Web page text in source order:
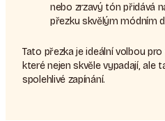
nebo zrzavý tón přidává
přezku skvělým módním
Tato přezka je ideální volbou
které nejen skvěle vypadají, ale
spolehlivé zapínání.